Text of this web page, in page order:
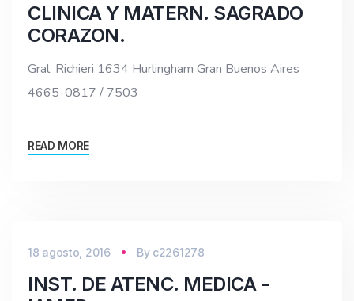
CLINICA Y MATERN. SAGRADO
CORAZON.
Gral. Richieri 1634 Hurlingham Gran Buenos Aires
4665-0817 / 7503
READ MORE
18 agosto, 2016 By c2261278
INST. DE ATENC. MEDICA -